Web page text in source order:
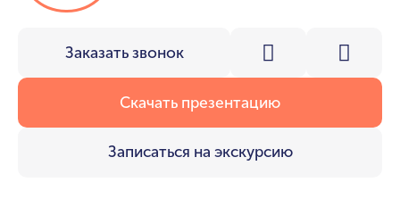
Заказать звонок
Записаться на экскурсию
Скачать презентацию